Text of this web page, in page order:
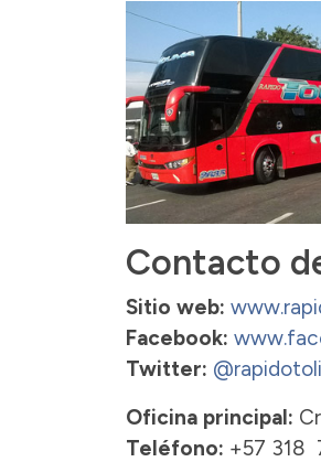
Contacto
Sitio web:
Facebook:
Twitter:
Oficina principal:
Teléfono: +57 318